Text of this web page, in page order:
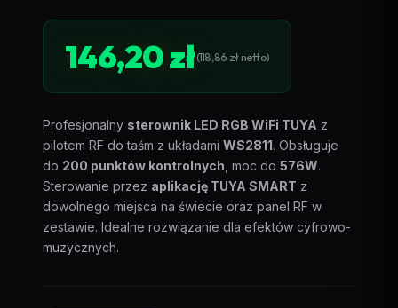
146,20zł(118,86 złnetto)
Profesjonalny sterownik LED RGB WiFi TUYA z
pilotem RF do taśm z układami WS2811. Obsługuje
do 200 punktów kontrolnych , moc do 576W.
Sterowanie przez aplikację TUYA SMART z
dowolnego miejsca na świecie oraz panel RF w
zestawie. Idealne rozwiązanie dla efektów cyfrowo-
muzycznych.